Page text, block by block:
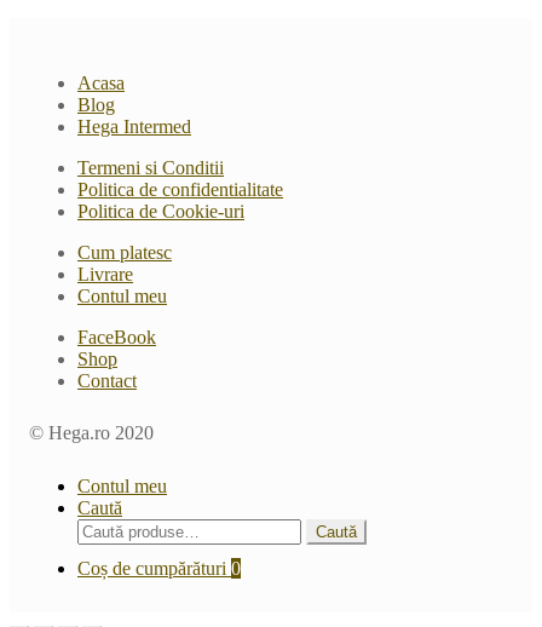
Acasa
Blog
Hega Intermed
Termeni si Conditii
Politica de confidentialitate
Politica de Cookie-uri
Cum platesc
Livrare
Contul meu
FaceBook
Shop
Contact
© Hega.ro 2020
Contul meu
Caută
Caută
după:
Caută
Coș de cumpărături 0